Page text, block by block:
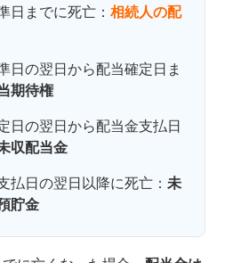
日までに死亡：相続人の配
日の翌日から配当確定日ま
期待権
日の翌日から配当金支払日
収配当金
払日の翌日以降に死亡：未
貯金